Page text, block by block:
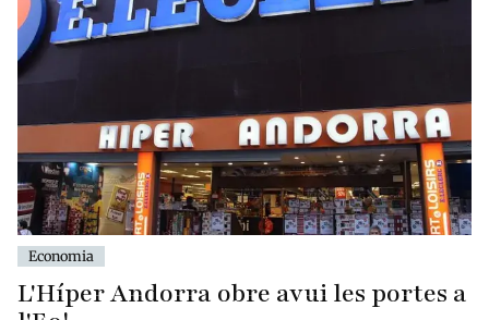
Economia
L'Híper Andorra obre avui les portes a